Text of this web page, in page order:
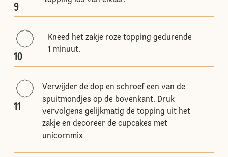
9
10
Kneed het zakje roze topping gedurende
1 minuut.
11
Verwijder de dop en schroef een van de
spuitmondjes op de bovenkant. Druk
vervolgens gelijkmatig de topping uit het
zakje en decoreer de cupcakes met
unicornmix